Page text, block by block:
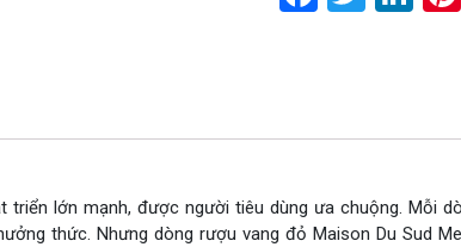
triển lớn mạnh, được người tiêu dùng ưa chuộng. Mỗi
thức. Nhưng dòng rượu vang đỏ Maison Du Sud